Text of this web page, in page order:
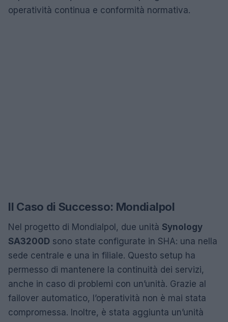
operatività continua e conformità normativa.
Il Caso di Successo: Mondialpol
Nel progetto di Mondialpol, due unità Synology
SA3200D sono state configurate in SHA: una nella
sede centrale e una in filiale. Questo setup ha
permesso di mantenere la continuità dei servizi,
anche in caso di problemi con un’unità. Grazie al
failover automatico, l’operatività non è mai stata
compromessa. Inoltre, è stata aggiunta un’unità